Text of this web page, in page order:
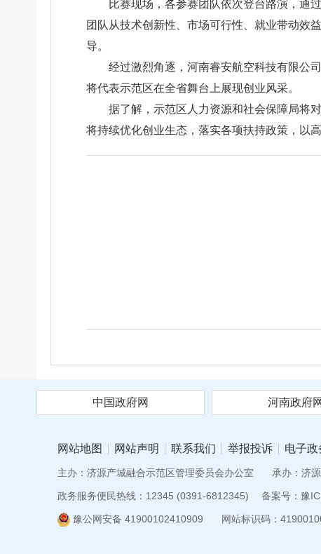
比赛现场，各参赛团队依次登台路演，通
团队从技术创新性、市场可行性、就业带动效
导。
经过激烈角逐，河南睿安航空科技有限公
将代表示范区在全省舞台上展现创业风采。
据了解，示范区人力资源和社会保障局将
将持续优化创业生态，落实各项扶持政策，以
中国政府网 河南政府网
网站地图 网站声明 联系我们 举报投诉 电子政
主办：济源产城融合示范区管理委员会办公室 承办：济
政务服务便民热线：12345 (0391-6812345) 备案号：豫
豫公网安备 41900102410909 网站标识码：